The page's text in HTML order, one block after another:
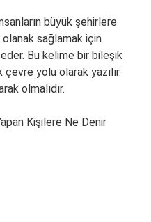
büyük şehirlere
sağlamak için
Bu kelime bir bileşik
çevre yolu olarak yazılır.
olmalıdır.
Kişilere Ne Denir